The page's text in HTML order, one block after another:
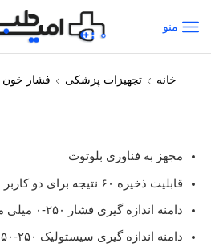
منو
خانه تجهیزات پزشکی فشار خون
مجهز به فناوری بلوتوث
قابلیت ذخیره ۶۰ نتیجه برای دو کاربر
دامنه اندازه گیری فشار ۲۵۰-۰ میلی متر جیوه
دامنه اندازه گیری سیستولیک ۲۵۰-۵۰ میلی متر جیوه